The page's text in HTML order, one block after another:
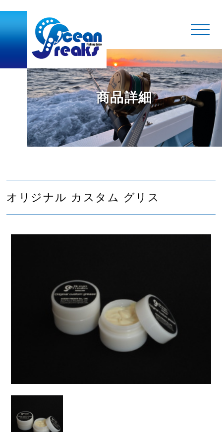
商品詳細
オリジナル カスタム グリス